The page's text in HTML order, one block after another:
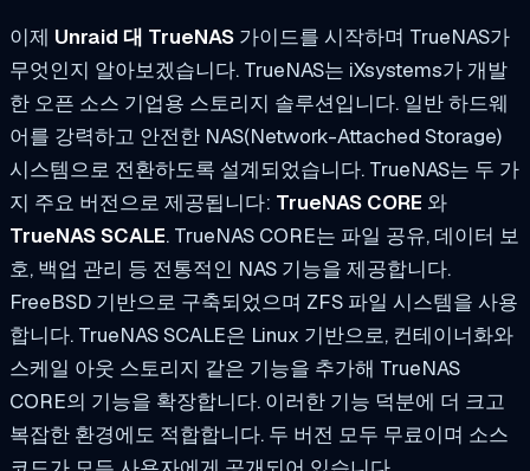
이제 Unraid 대 TrueNAS 가이드를 시작하며 TrueNAS가
무엇인지 알아보겠습니다. TrueNAS는 iXsystems가 개발
한 오픈 소스 기업용 스토리지 솔루션입니다. 일반 하드웨
어를 강력하고 안전한 NAS(Network-Attached Storage)
시스템으로 전환하도록 설계되었습니다. TrueNAS는 두 가
지 주요 버전으로 제공됩니다: TrueNAS CORE 와
TrueNAS SCALE. TrueNAS CORE는 파일 공유, 데이터 보
호, 백업 관리 등 전통적인 NAS 기능을 제공합니다.
FreeBSD 기반으로 구축되었으며 ZFS 파일 시스템을 사용
합니다. TrueNAS SCALE은 Linux 기반으로, 컨테이너화와
스케일 아웃 스토리지 같은 기능을 추가해 TrueNAS
CORE의 기능을 확장합니다. 이러한 기능 덕분에 더 크고
복잡한 환경에도 적합합니다. 두 버전 모두 무료이며 소스